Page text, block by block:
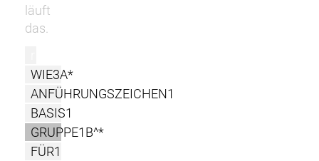
läuft
das.
WIE3A*
ANFÜHRUNGSZEICHEN1
BASIS1
GRUPPE1B^*
FÜR1